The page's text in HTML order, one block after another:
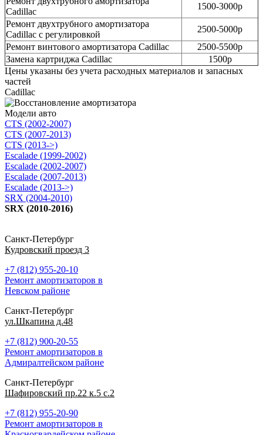
Cadillac
1500-3000р
Ремонт двухтрубного амортизатора
Cadillac с регулировкой
2500-5000р
Ремонт винтового амортизатора Cadillac
2500-5500р
Замена картриджа Cadillac
1500р
Цены указаны без учета расходных материалов и запасных
частей
Cadillac
Модели авто
CTS (2002-2007)
CTS (2007-2013)
CTS (2013->)
Escalade (1999-2002)
Escalade (2002-2007)
Escalade (2007-2013)
Escalade (2013->)
SRX (2004-2010)
SRX (2010-2016)
Санкт-Петербург
Кудровский проезд 3
+7 (812) 955-20-10
Ремонт амортизаторов в
Невском районе
Санкт-Петербург
ул.Шкапина д.48
+7 (812) 900-20-55
Ремонт амортизаторов в
Адмиралтейском районе
Санкт-Петербург
Шафировский пр.22 к.5 с.2
+7 (812) 955-20-90
Ремонт амортизаторов в